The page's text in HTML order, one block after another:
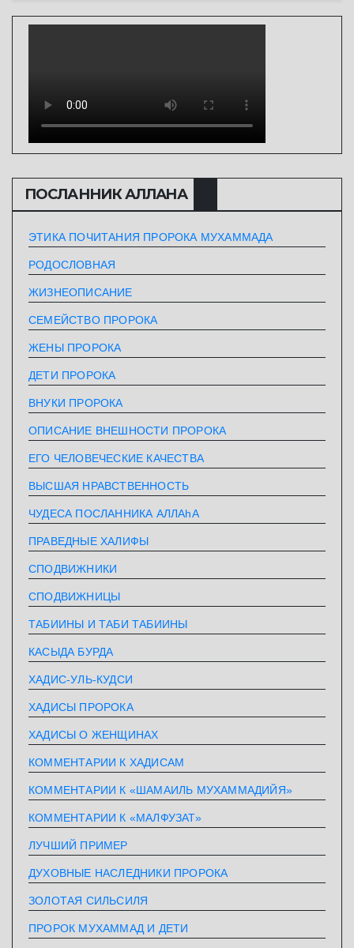
ПОСЛАННИК АЛЛАHА
ЭТИКА ПОЧИТАНИЯ ПРОРОКА МУХАММАДА
РОДОСЛОВНАЯ
ЖИЗНЕОПИСАНИЕ
СЕМЕЙСТВО ПРОРОКА
ЖЕНЫ ПРОРОКА
ДЕТИ ПРОРОКА
ВНУКИ ПРОРОКА
ОПИСАНИЕ ВНЕШНОСТИ ПРОРОКА
ЕГО ЧЕЛОВЕЧЕСКИЕ КАЧЕСТВА
ВЫСШАЯ НРАВСТВЕННОСТЬ
ЧУДЕСА ПОСЛАННИКА АЛЛАhА
ПРАВЕДНЫЕ ХАЛИФЫ
СПОДВИЖНИКИ
СПОДВИЖНИЦЫ
ТАБИИНЫ И ТАБИ ТАБИИНЫ
КАСЫДА БУРДА
ХАДИС-УЛЬ-КУДСИ
ХАДИСЫ ПРОРОКА
ХАДИСЫ О ЖЕНЩИНАХ
КОММЕНТАРИИ К ХАДИСАМ
КОММЕНТАРИИ К «ШАМАИЛЬ МУХАММАДИЙЯ»
КОММЕНТАРИИ К «МАЛФУЗАТ»
ЛУЧШИЙ ПРИМЕР
ДУХОВНЫЕ НАСЛЕДНИКИ ПРОРОКА
ЗОЛОТАЯ СИЛЬСИЛЯ
ПРОРОК МУХАММАД И ДЕТИ